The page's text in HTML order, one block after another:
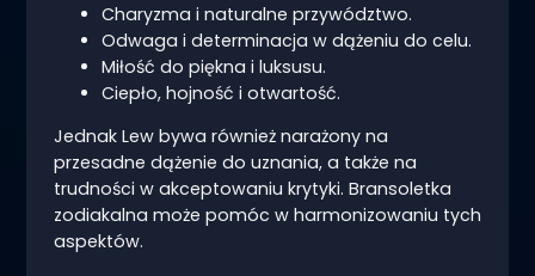
Charyzma i naturalne przywództwo.
Odwaga i determinacja w dążeniu do celu.
Miłość do piękna i luksusu.
Ciepło, hojność i otwartość.
Jednak Lew bywa również narażony na
przesadne dążenie do uznania, a także na
trudności w akceptowaniu krytyki. Bransoletka
zodiakalna może pomóc w harmonizowaniu tych
aspektów.